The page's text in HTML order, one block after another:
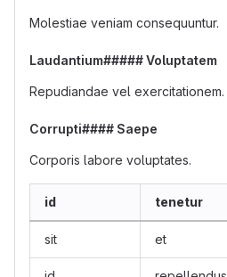
Molestiae veniam consequuntur.
Laudantium##### Voluptatem
Repudiandae vel exercitationem.
Corrupti#### Saepe
Corporis labore voluptates.
id tenetur
sit et